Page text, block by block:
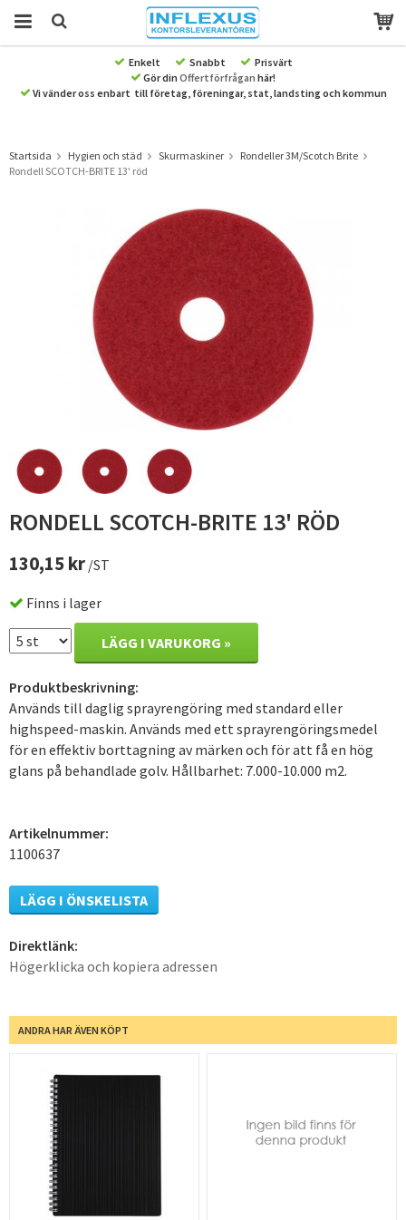
Produkten har blivit tillagd i varukorgen
Enkelt Snabbt
Prisvärt
Gör din Offertförfrågan här!
Vi vänder oss enbart till företag, föreningar, stat, landsting och kommun
Startsida Hygien och städ Skurmaskiner
Rondeller 3M/Scotch Brite
Rondell SCOTCH-BRITE 13' röd
RONDELL SCOTCH-BRITE 13' RÖD
130,15 kr /ST
Finns i lager
LÄGG I VARUKORG »
Produktbeskrivning:
Används till daglig sprayrengöring med standard eller
highspeed-maskin. Används med ett sprayrengöringsmedel
för en effektiv borttagning av märken och för att få en hög
glans på behandlade golv. Hållbarhet: 7.000-10.000 m2.
Artikelnummer:
1100637
LÄGG I ÖNSKELISTA
Direktlänk:
Högerklicka och kopiera adressen
ANDRA HAR ÄVEN KÖPT